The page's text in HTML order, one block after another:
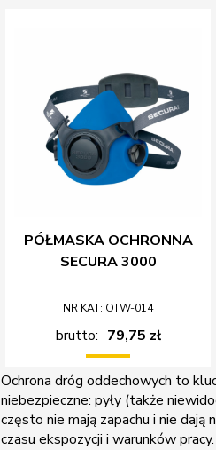
PÓŁMASKA OCHRONNA
SECURA 3000
NR KAT: OTW-014
brutto: 79,75 zł
Ochrona dróg oddechowych to
niebezpieczne: pyły (także
często nie mają zapachu i nie
czasu ekspozycji i warunków pracy.